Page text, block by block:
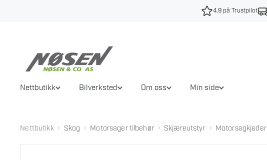
4.9 på Trustpilot
Nettbutikk Bilverksted Om oss Min side
Nettbutikk › Skog › Motorsager tilbehør › Skjæreutstyr › Motorsagkjeder